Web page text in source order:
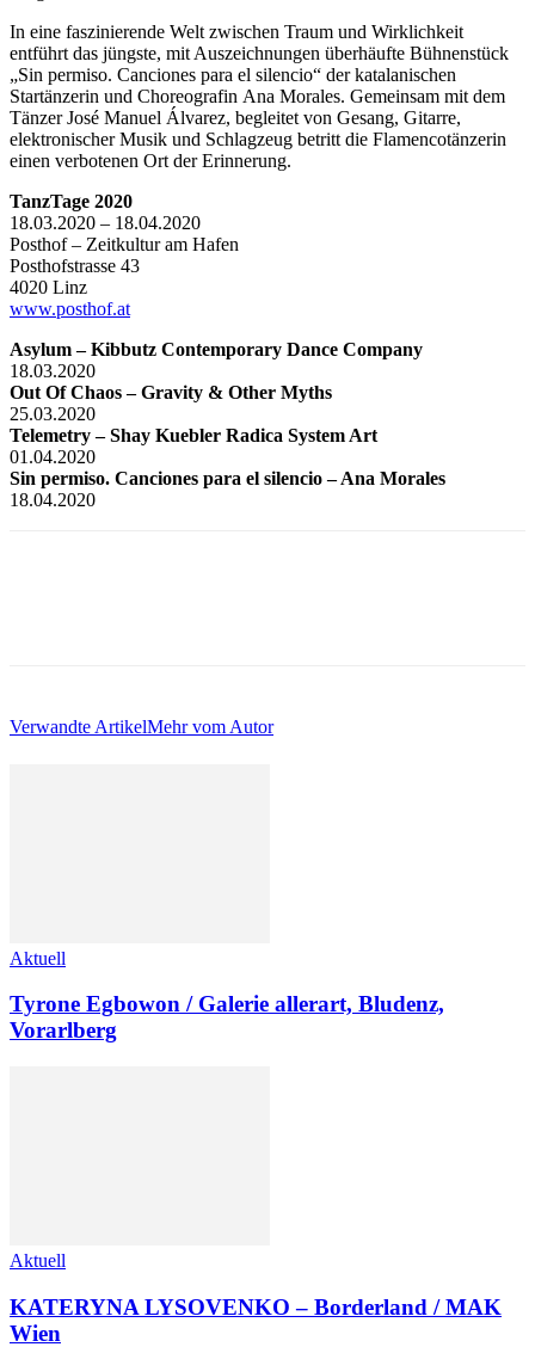
In eine faszinierende Welt zwischen Traum und Wirklichkeit
entführt das jüngste, mit Auszeichnungen überhäufte Bühnenstück
„Sin permiso. Canciones para el silencio“ der katalanischen
Startänzerin und Choreografin Ana Morales. Gemeinsam mit dem
Tänzer José Manuel Álvarez, begleitet von Gesang, Gitarre,
elektronischer Musik und Schlagzeug betritt die Flamencotänzerin
einen verbotenen Ort der Erinnerung.
TanzTage 2020
18.03.2020 – 18.04.2020
Posthof – Zeitkultur am Hafen
Posthofstrasse 43
4020 Linz
www.posthof.at
Asylum – Kibbutz Contemporary Dance Company
18.03.2020
Out Of Chaos – Gravity & Other Myths
25.03.2020
Telemetry – Shay Kuebler Radica System Art
01.04.2020
Sin permiso. Canciones para el silencio – Ana Morales
18.04.2020
Verwandte ArtikelMehr vom Autor
Aktuell
Tyrone Egbowon / Galerie allerart, Bludenz,
Vorarlberg
Aktuell
KATERYNA LYSOVENKO – Borderland / MAK
Wien